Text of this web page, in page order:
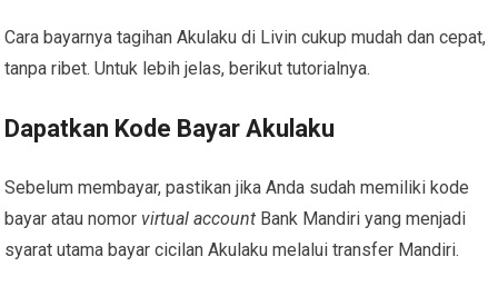
Cara bayarnya tagihan Akulaku di Livin cukup mudah dan cepat,
tanpa ribet. Untuk lebih jelas, berikut tutorialnya.
Dapatkan Kode Bayar Akulaku
Sebelum membayar, pastikan jika Anda sudah memiliki kode
bayar atau nomor virtual account Bank Mandiri yang menjadi
syarat utama bayar cicilan Akulaku melalui transfer Mandiri.